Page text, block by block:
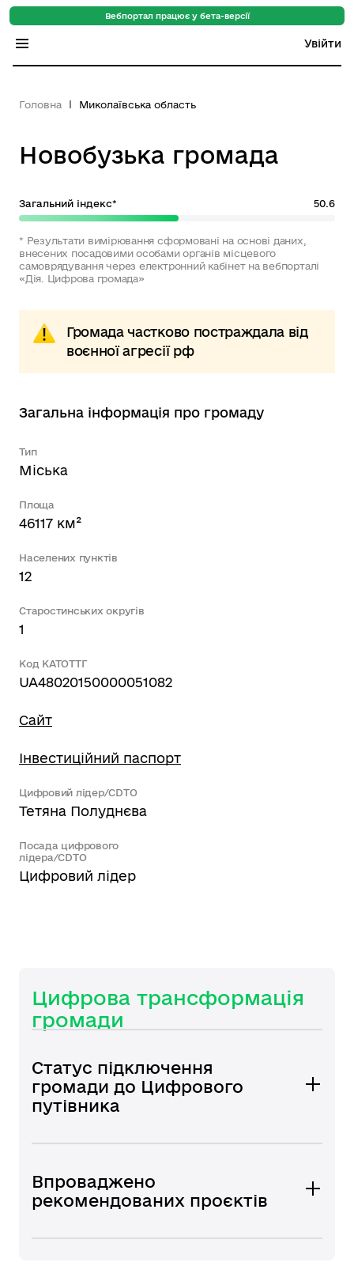
Вебпортал працює у бета-версії
Увійти
Цифровий путівник
Головна Миколаївська область
Новобузька громада
Загальний індекс* 50.6
* Результати вимірювання сформовані на основі даних,
внесених посадовими особами органів місцевого
самоврядування через електронний кабінет на вебпорталі
«Дія. Цифрова громада»
Громада частково постраждала від
воєнної агресії рф
Загальна інформація про громаду
Тип
Міська
Площа
46117 км²
Населених пунктів
12
Старостинських округів
1
Код КАТОТТГ
UA48020150000051082
Сайт
Інвестиційний паспорт
Цифровий лідер/CDTO
Тетяна Полуднєва
Посада цифрового
лідера/CDTO
Цифровий лідер
Цифрова трансформація
громади
Статус підключення
громади до Цифрового
путівника
Впроваджено
рекомендованих проєктів